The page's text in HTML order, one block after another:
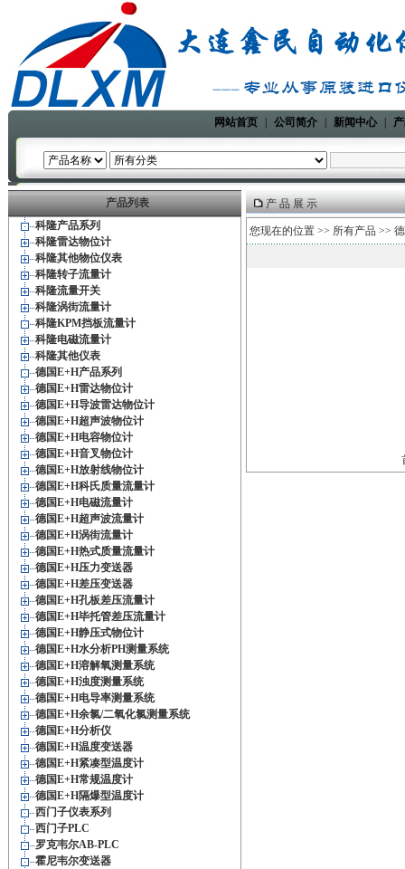
网站首页 公司简介 新闻中心
产品列表
科隆产品系列
科隆雷达物位计
科隆其他物位仪表
科隆转子流量计
科隆流量开关
科隆涡街流量计
科隆KPM挡板流量计
科隆电磁流量计
科隆其他仪表
德国E+H产品系列
德国E+H雷达物位计
德国E+H导波雷达物位计
德国E+H超声波物位计
德国E+H电容物位计
德国E+H音叉物位计
德国E+H放射线物位计
德国E+H科氏质量流量计
德国E+H电磁流量计
德国E+H超声波流量计
德国E+H涡街流量计
德国E+H热式质量流量计
德国E+H压力变送器
德国E+H差压变送器
德国E+H孔板差压流量计
德国E+H毕托管差压流量计
德国E+H静压式物位计
德国E+H水分析PH测量系统
德国E+H溶解氧测量系统
德国E+H浊度测量系统
德国E+H电导率测量系统
德国E+H余氯/二氧化氯测量系统
德国E+H分析仪
德国E+H温度变送器
德国E+H紧凑型温度计
德国E+H常规温度计
德国E+H隔爆型温度计
西门子仪表系列
西门子PLC
罗克韦尔AB-PLC
霍尼韦尔变送器
产 品 展 示
您现在的位置 >> 所有产品 >>